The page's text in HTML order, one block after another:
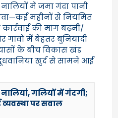
में जमा गंदा पानी
महीनों से नियमित
की मांग बढ़नी/
गांवों में बेहतर बुनियादी
के बीच विकास खंड
खुर्द से सामने आई
गलियों में गंदगी;
व्यवस्था पर सवाल